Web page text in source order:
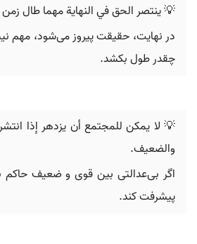
💡 ينتصر الحق في النهاية مهما طال
در نهایت، حقیقت پیروز می‌شود، مهم
چقدر طول بکشد.
💡 لا يمكن للمجتمع أن يزدهر إذا
والضعيف.
اگر بی‌عدالتی بین قوی و ضعیف حاکم
پیشرفت کند.